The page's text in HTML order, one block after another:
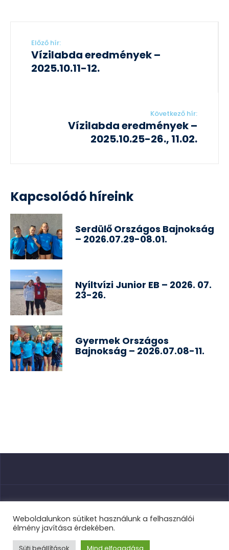
Előző hír:
Vízilabda eredmények –
2025.10.11-12.
Következő hír:
Vízilabda eredmények –
2025.10.25-26., 11.02.
Kapcsolódó híreink
Serdülő Országos Bajnokság
– 2026.07.29-08.01.
Nyíltvízi Junior EB – 2026. 07.
23-26.
Gyermek Országos
Bajnokság – 2026.07.08-11.
Nyitóoldal
Weboldalunkon sütiket használunk a felhasználói
élmény javítása érdekében.